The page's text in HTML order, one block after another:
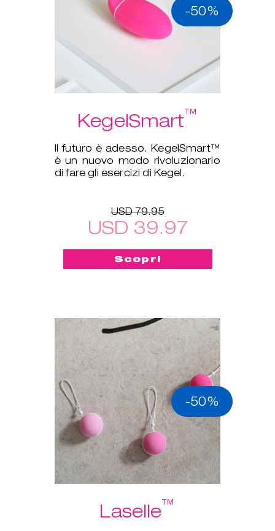
-50%
KegelSmart™
Il futuro è adesso. KegelSmart™
è un nuovo modo rivoluzionario
di fare gli esercizi di Kegel.
USD 79.95
USD 39.97
Scopri
-50%
Laselle™